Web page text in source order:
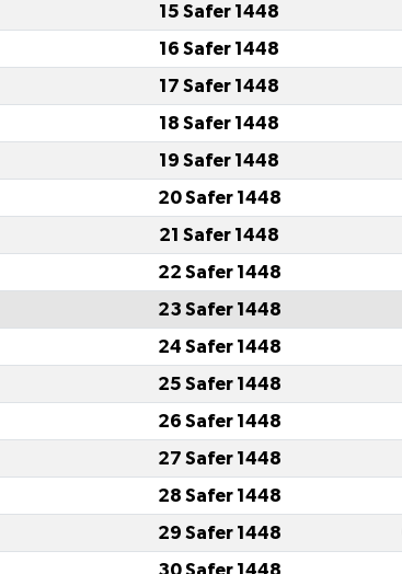
15 Safer 1448
16 Safer 1448
17 Safer 1448
18 Safer 1448
19 Safer 1448
20 Safer 1448
21 Safer 1448
22 Safer 1448
23 Safer 1448
24 Safer 1448
25 Safer 1448
26 Safer 1448
27 Safer 1448
28 Safer 1448
29 Safer 1448
30 Safer 1448